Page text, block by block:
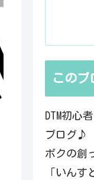
このブ
DTM初心
ブログ♪
ボクの創
「いんす